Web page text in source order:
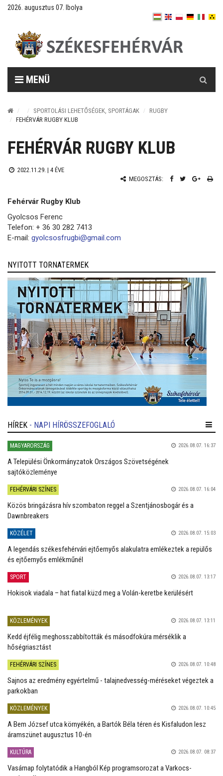
2026. augusztus 07. Ibolya
MENÜ
SPORTOLÁSI LEHETŐSÉGEK, SPORTÁGAK
RUGBY
FEHÉRVÁR RUGBY KLUB
FEHÉRVÁR RUGBY KLUB
2022.11.29. | 4 ÉVE
MEGOSZTÁS:
Fehérvár Rugby Klub
Gyolcsos Ferenc
Telefon: + 36 30 282 7413
E-mail: gyolcsosfrugbi@gmail.com
NYITOTT TORNATERMEK
HÍREK - NAPI HÍRÖSSZEFOGLALÓ
MAGYARORSZÁG 2026.08.07. 16:37
A Települési Önkormányzatok Országos Szövetségének
sajtóközleménye
FEHÉRVÁRI SZÍNES 2026.08.07. 16:04
Közös bringázásra hív szombaton reggel a Szentjánosbogár és a
Dawnbreakers
KÖZÉLET 2026.08.07. 15:03
A legendás székesfehérvári ejtőernyős alakulatra emlékeztek a repülős
és ejtőernyős emlékműnél
SPORT 2026.08.07. 13:17
Hokisok viadala – hat fiatal küzd meg a Volán-keretbe kerülésért
KÖZLEMÉNYEK 2026.08.07. 13:11
Kedd éjfélig meghosszabbították és másodfokúra mérséklik a
hőségriasztást
FEHÉRVÁRI SZÍNES 2026.08.07. 10:48
Sajnos az eredmény egyértelmű - talajnedvesség-méréseket végeztek a
parkokban
KÖZLEMÉNYEK 2026.08.07. 10:45
A Bem József utca környékén, a Bartók Béla téren és Kisfaludon lesz
áramszünet augusztus 10-én
KULTÚRA 2026.08.07. 08:37
Vasárnap folytatódik a Hangból Kép programsorozat a Varkocs-